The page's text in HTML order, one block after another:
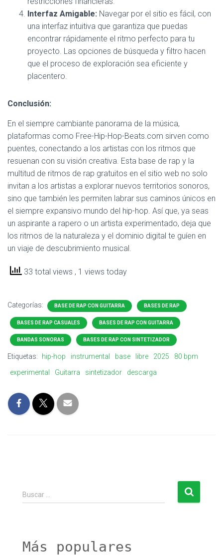
Interfaz Amigable: Navegar por el sitio es fácil, con
una interfaz intuitiva que garantiza que puedas
encontrar rápidamente el ritmo perfecto para tu
proyecto. Las opciones de búsqueda y filtro hacen
que el proceso de exploración sea eficiente y
placentero.
Conclusión:
En el siempre cambiante panorama de la música,
plataformas como Free-Hip-Hop-Beats.com sirven como
puentes, conectando a los artistas con los ritmos que
resuenan con su visión creativa. Esta base de rap y la
multitud de ritmos de rap gratuitos en el sitio web no solo
invitan a los artistas a explorar nuevos territorios sonoros,
sino que también les permiten labrar sus caminos únicos en
el siempre expansivo mundo del hip-hop. Así que, ya seas
un aspirante a rapero o un artista experimentado, deja que
los ritmos de la naturaleza y el dominio digital te guíen en
un viaje de descubrimiento musical.
33 total views , 1 views today
Categorías: BASE DE RAP CON GUITARRA BASES DE RAP
BASES DE RAP CASUALES BASES DE RAP CON GUITARRA
BANDAS SONORAS BASES DE RAP CON SINTETIZADOR
Etiquetas: hip-hop instrumental base libre 2025
80 bpm
experimental
Guitarra sintetizador descarga
u
Buscar …
Más populares